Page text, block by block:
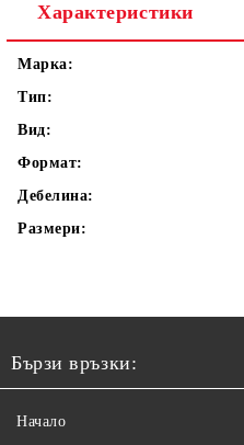
Характеристики
Марка:
Тип:
Вид:
Формат:
Дебелина:
Размери:
Бързи връзки:
Начало